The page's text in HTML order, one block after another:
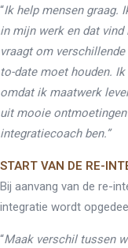
“Ik help mensen graag.
in mijn werk en dat
vraagt om
to-date moet houden.
omdat ik maatwerk
uit mooie
integratiecoach ben.”
START VAN DE RE-
Bij aanvang van de re-
integratie wordt
“Maak verschil tussen